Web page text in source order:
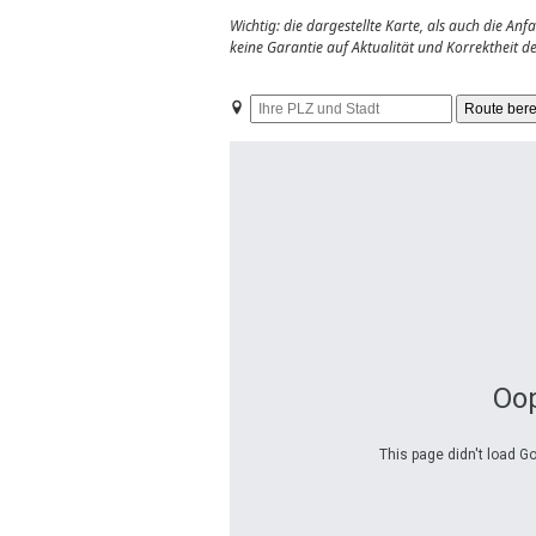
Wichtig: die dargestellte Karte, als auch die
keine Garantie auf Aktualität und Korrektheit
Ihre
PLZ
This page didn't load